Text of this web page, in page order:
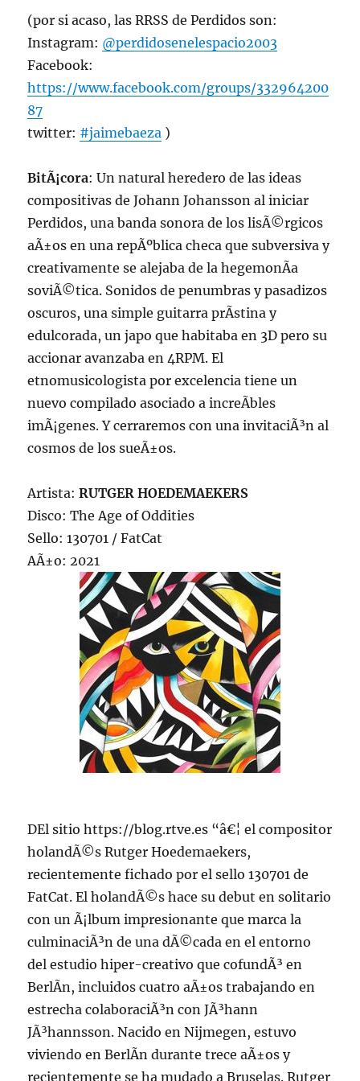
(por si acaso, las RRSS de Perdidos son:
Instagram: @perdidosenelespacio2003
Facebook:
https://www.facebook.com/groups/332964200
87
twitter: #jaimebaeza )
BitÃ¡cora: Un natural heredero de las ideas
compositivas de Johann Johansson al iniciar
Perdidos, una banda sonora de los lisÃ©rgicos
aÃ±os en una repÃºblica checa que subversiva y
creativamente se alejaba de la hegemonÃ­a
soviÃ©tica. Sonidos de penumbras y pasadizos
oscuros, una simple guitarra prÃ­stina y
edulcorada, un japo que habitaba en 3D pero su
accionar avanzaba en 4RPM. El
etnomusicologista por excelencia tiene un
nuevo compilado asociado a increÃ­bles
imÃ¡genes. Y cerraremos con una invitaciÃ³n al
cosmos de los sueÃ±os.
Artista:RUTGER HOEDEMAEKERS
Disco: The Age of Oddities
Sello: 130701 / FatCat
AÃ±o: 2021
DEl sitio https://blog.rtve.es “â€¦ el compositor
holandÃ©s Rutger Hoedemaekers,
recientemente fichado por el sello 130701 de
FatCat. El holandÃ©s hace su debut en solitario
con un Ã¡lbum impresionante que marca la
culminaciÃ³n de una dÃ©cada en el entorno
del estudio hiper-creativo que cofundÃ³ en
BerlÃ­n, incluidos cuatro aÃ±os trabajando en
estrecha colaboraciÃ³n con JÃ³hann
JÃ³hannsson. Nacido en Nijmegen, estuvo
viviendo en BerlÃ­n durante trece aÃ±os y
recientemente se ha mudado a Bruselas. Rutger